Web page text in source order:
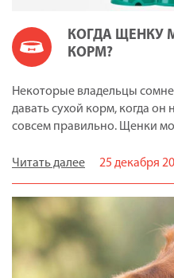
КОГДА ЩЕНКУ
КОРМ?
Некоторые владельцы
давать сухой корм, когда он
совсем правильно. Щенки
Читать далее 25 декабря